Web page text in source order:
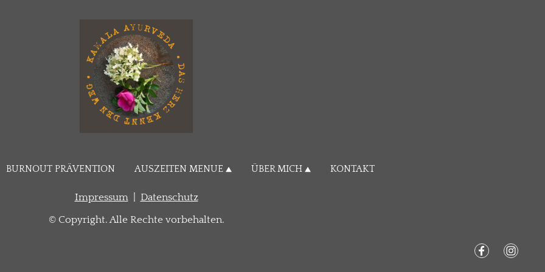
BURNOUT PRÄVENTION AUSZEITEN MENUE ÜBER MICH KONTAKT
Impressum| Datenschutz
© Copyright. Alle Rechte vorbehalten.